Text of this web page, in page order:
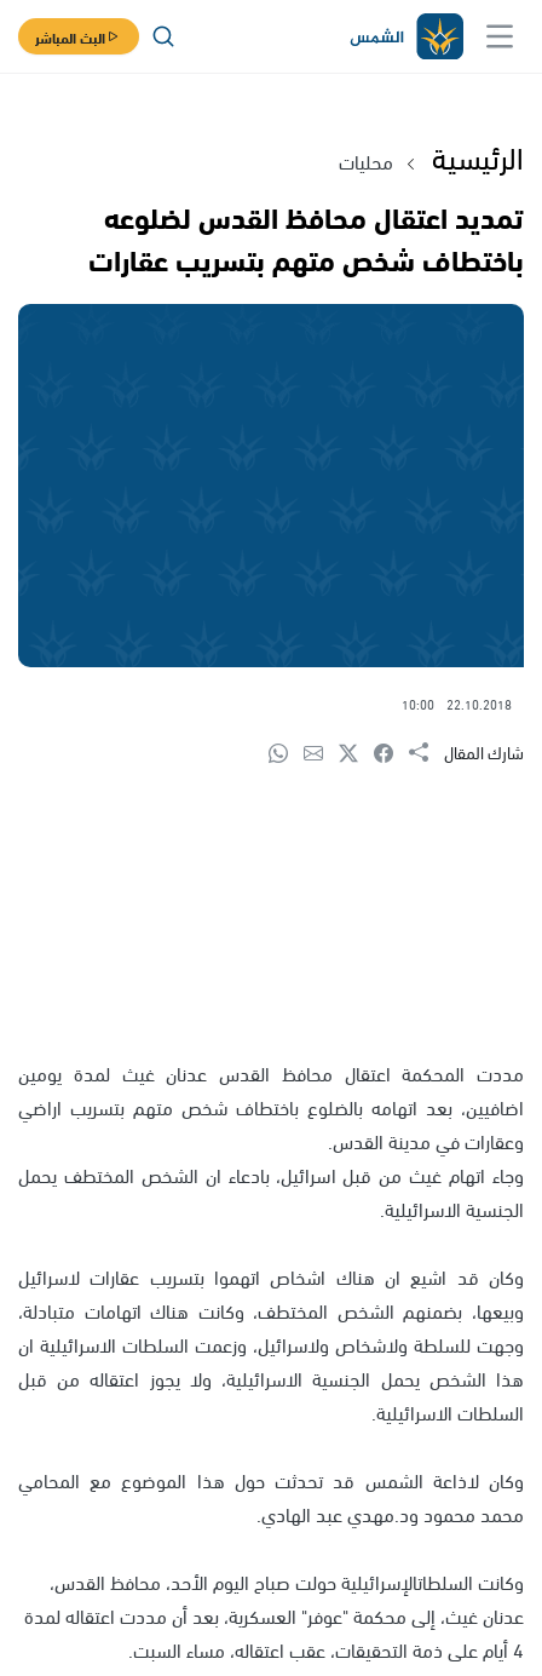
البث المباشر
الرئيسية محليات
تمديد اعتقال محافظ القدس لضلوعه
باختطاف شخص متهم بتسريب عقارات
22.10.2018
10:00
شارك المقال
مددت المحكمة اعتقال محافظ القدس عدنان غيث لمدة يومين
اضافيين، بعد اتهامه بالضلوع باختطاف شخص متهم بتسريب اراضي
وعقارات في مدينة القدس.
وجاء اتهام غيث من قبل اسرائيل، بادعاء ان الشخص المختطف يحمل
الجنسية الاسرائيلية.
وكان قد اشيع ان هناك اشخاص اتهموا بتسريب عقارات لاسرائيل
وبيعها، بضمنهم الشخص المختطف، وكانت هناك اتهامات متبادلة،
وجهت للسلطة ولاشخاص ولاسرائيل، وزعمت السلطات الاسرائيلية ان
هذا الشخص يحمل الجنسية الاسرائيلية، ولا يجوز اعتقاله من قبل
السلطات الاسرائيلية.
وكان لاذاعة الشمس قد تحدثت حول هذا الموضوع مع المحامي
محمد محمود ود.مهدي عبد الهادي.
وكانت السلطاتالإسرائيلية حولت صباح اليوم الأحد، محافظ القدس،
عدنان غيث، إلى محكمة "عوفر" العسكرية، بعد أن مددت اعتقاله لمدة
4 أيام على ذمة التحقيقات، عقب اعتقاله، مساء السبت.